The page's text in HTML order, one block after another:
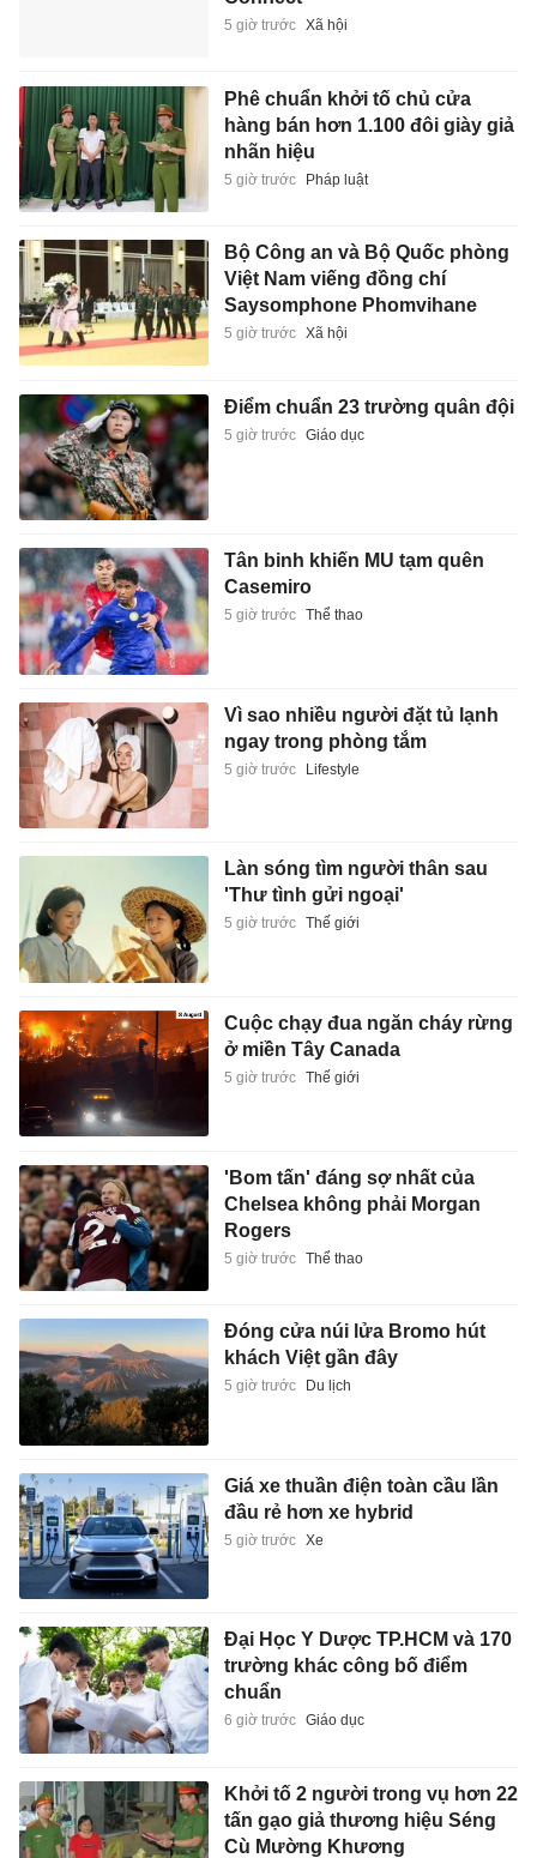
5 giờ trước Xã hội
Phê chuẩn khởi tố chủ cửa
hàng bán hơn 1.100 đôi giày giả
nhãn hiệu
5 giờ trước Pháp luật
Bộ Công an và Bộ Quốc phòng
Việt Nam viếng đồng chí
Saysomphone Phomvihane
5 giờ trước Xã hội
Điểm chuẩn 23 trường quân đội
5 giờ trước Giáo dục
Tân binh khiến MU tạm quên
Casemiro
5 giờ trước Thể thao
Vì sao nhiều người đặt tủ lạnh
ngay trong phòng tắm
5 giờ trước Lifestyle
Làn sóng tìm người thân sau
'Thư tình gửi ngoại'
5 giờ trước Thế giới
Cuộc chạy đua ngăn cháy rừng
ở miền Tây Canada
5 giờ trước Thế giới
'Bom tấn' đáng sợ nhất của
Chelsea không phải Morgan
Rogers
5 giờ trước Thể thao
Đóng cửa núi lửa Bromo hút
khách Việt gần đây
5 giờ trước Du lịch
Giá xe thuần điện toàn cầu lần
đầu rẻ hơn xe hybrid
5 giờ trước Xe
Đại Học Y Dược TP.HCM và 170
trường khác công bố điểm
chuẩn
6 giờ trước Giáo dục
Khởi tố 2 người trong vụ hơn 22
tấn gạo giả thương hiệu Séng
Cù Mường Khương